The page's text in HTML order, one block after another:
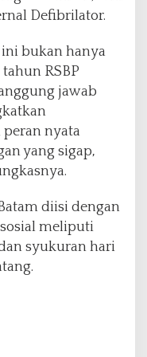
Defibrilator.
ini bukan hanya
RSBP
jawab
peran nyata
yang sigap,
diisi dengan
meliputi
syukuran hari